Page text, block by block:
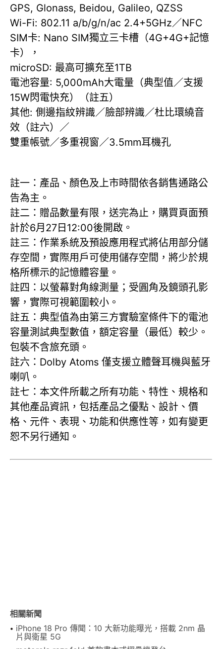
GPS, Glonass, Beidou, Galileo, QZSS
Wi-Fi: 802.11 a/b/g/n/ac 2.4+5GHz／NFC
SIM卡: Nano SIM獨立三卡槽（4G+4G+記憶
卡），
microSD: 最高可擴充至1TB
電池容量: 5,000mAh大電量（典型值／支援
15W閃電快充）（註五）
其他: 側邊指紋辨識／臉部辨識／杜比環繞音
效（註六）／
雙重帳號／多重視窗／3.5mm耳機孔
註一：產品、顏色及上市時間依各銷售通路公
告為主。
註二：贈品數量有限，送完為止，購買頁面預
計於6月27日12:00後開啟。
註三：作業系統及預設應用程式將佔用部分儲
存空間，實際用戶可使用儲存空間，將少於規
格所標示的記憶體容量。
註四：以螢幕對角線測量；受圓角及鏡頭孔影
響，實際可視範圍較小。
註五：典型值為由第三方實驗室條件下的電池
容量測試典型數值，額定容量（最低）較少。
包裝不含旅充頭。
註六：Dolby Atoms 僅支援立體聲耳機與藍牙
喇叭。
註七：本文件所載之所有功能、特性、規格和
其他產品資訊，包括產品之優點、設計、價
格、元件、表現、功能和供應性等，如有變更
恕不另行通知。
相關新聞
iPhone 18 Pro 傳聞：10 大新功能曝光，搭載 2nm 晶
片與衛星 5G